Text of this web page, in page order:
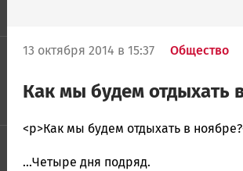
13 октября 2014 в 15:37 Общество
Как мы будем отдыхать
admintimur
Петрозаводска
<p>Как мы будем отдыхать в
...Четыре дня подряд.